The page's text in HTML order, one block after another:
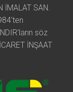
İMALAT SAN.
söz
İNŞAAT